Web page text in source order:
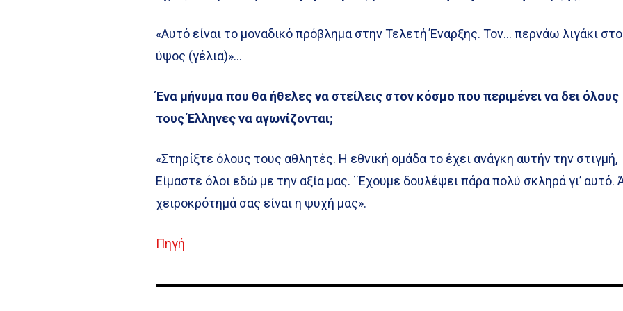
«Αυτό είναι το μοναδικό πρόβλημα στην Τελετή Έναρξης. Τον… περνάω λιγάκι στο
ύψος (γέλια)»…
Ένα μήνυμα που θα ήθελες να στείλεις στον κόσμο που περιμένει να δει όλους
τους Έλληνες να αγωνίζονται;
«Στηρίξτε όλους τους αθλητές. Η εθνική ομάδα το έχει ανάγκη αυτήν την στιγμή,
Είμαστε όλοι εδώ με την αξία μας. ¨Εχουμε δουλέψει πάρα πολύ σκληρά γι’ αυτό.
χειροκρότημά σας είναι η ψυχή μας».
Πηγή